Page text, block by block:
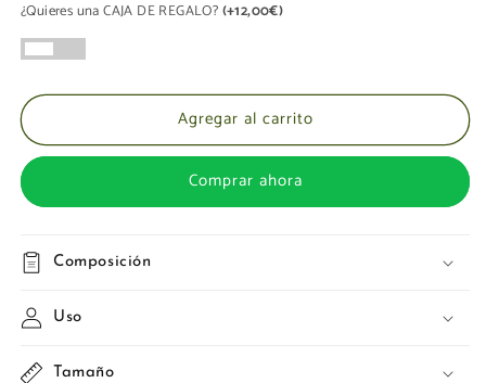
¿Quieres una CAJA DE REGALO?(+12,00€)
Agregar al carrito
Comprar ahora
Composición
Uso
Tamaño